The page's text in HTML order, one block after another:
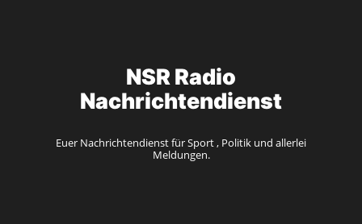
NSR Radio
Nachrichtendienst
Euer Nachrichtendienst für Sport , Politik und allerlei
Meldungen.